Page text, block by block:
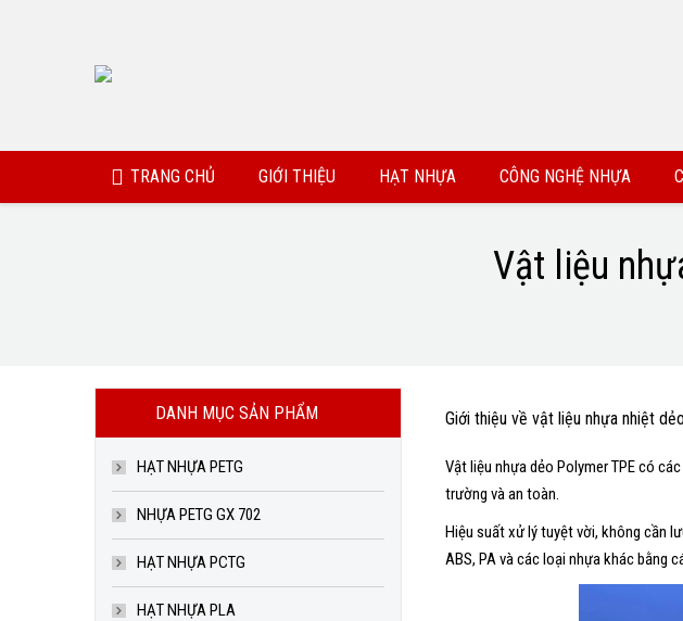
TRANG CHỦ GIỚI THIỆU HẠT NHỰA CÔNG NGHỆ NHỰA
Vật liệu
Giới thiệu về vật liệu nhựa nhiệt
Vật liệu nhựa dẻo Polymer TPE có
trường và an toàn.
Hiệu suất xử lý tuyệt vời, không cần
ABS, PA và các loại nhựa khác bằng
DANH MỤC SẢN PHẨM
HẠT NHỰA PETG
NHỰA PETG GX 702
HẠT NHỰA PCTG
HẠT NHỰA PLA